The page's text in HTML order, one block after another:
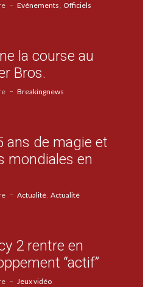
Evénements Officiels
la course au
Bros.
Breakingnews
ans de magie et
mondiales en
Actualité Actualité
2 rentre en
“actif”
Jeux vidéo